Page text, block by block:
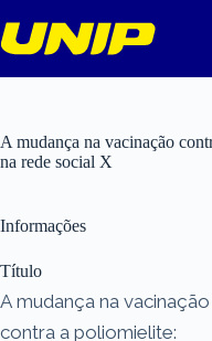
para
o
A mudança na vacinação
na rede social X
Informações
Título
A mudança na vacinação
contra a poliomielite: